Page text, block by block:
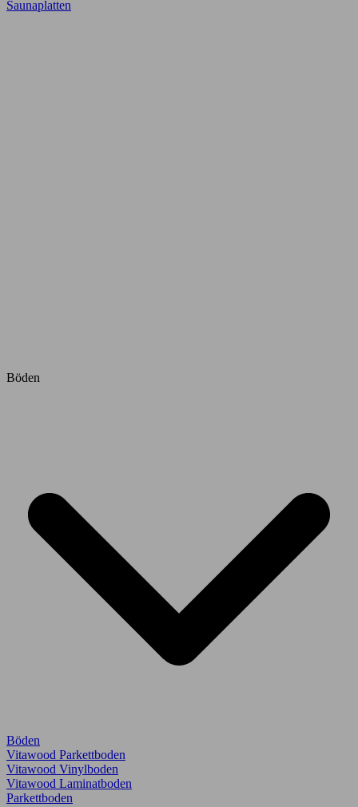
Saunaplatten
Böden
Böden
Vitawood Parkettboden
Vitawood Vinylboden
Vitawood Laminatboden
Parkettboden